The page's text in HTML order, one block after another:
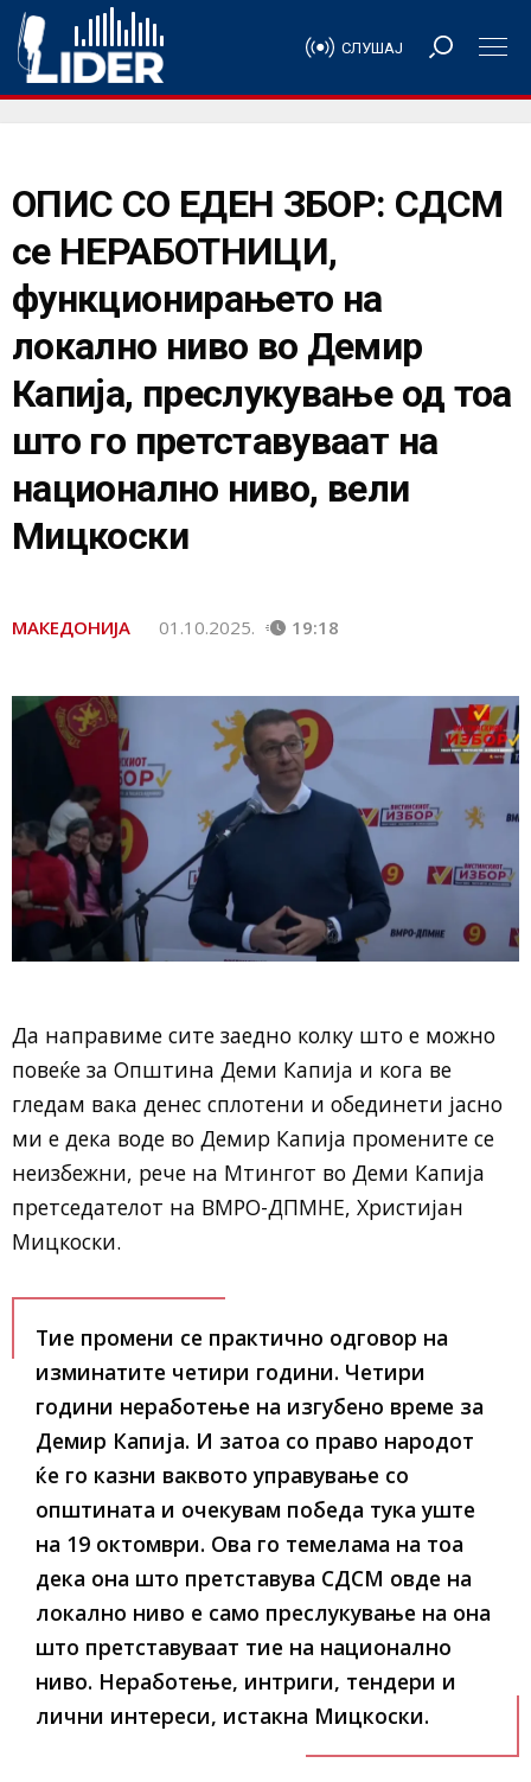
СЛУШАЈ
ОПИС СО ЕДЕН ЗБОР: СДСМ
се НЕРАБОТНИЦИ,
функционирањето на
локално ниво во Демир
Капија, преслукување од тоа
што го претставуваат на
национално ниво, вели
Мицкоски
МАКЕДОНИЈА 01.10.2025. 19:18
Да направиме сите заедно колку што е можно
повеќе за Општина Деми Капија и кога ве
гледам вака денес сплотени и обединети јасно
ми е дека воде во Демир Капија промените се
неизбежни, рече на Мтингот во Деми Капија
претседателот на ВМРО-ДПМНЕ, Христијан
Мицкоски.
Тие промени се практично одговор на
изминатите четири години. Четири
години неработење на изгубено време за
Демир Капија. И затоа со право народот
ќе го казни ваквото управување со
општината и очекувам победа тука уште
на 19 октомври. Ова го темелама на тоа
дека она што претставува СДСМ овде на
локално ниво е само преслукување на она
што претставуваат тие на национално
ниво. Неработење, интриги, тендери и
лични интереси, истакна Мицкоски.